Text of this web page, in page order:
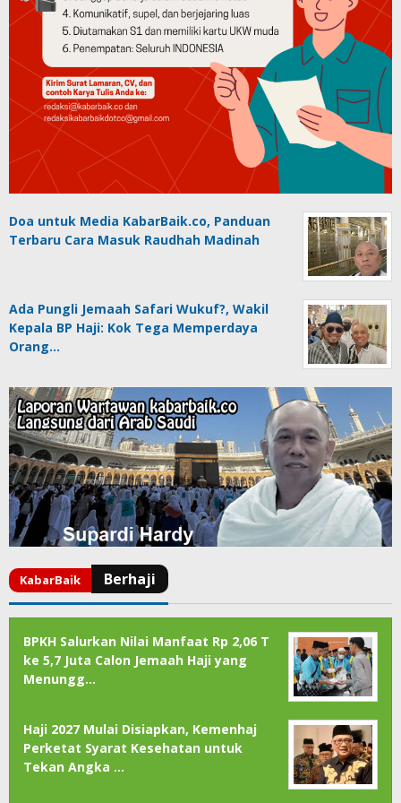
Doa untuk Media KabarBaik.co, Panduan
Terbaru Cara Masuk Raudhah Madinah
Ada Pungli Jemaah Safari Wukuf?, Wakil
Kepala BP Haji: Kok Tega Memperdaya
Orang…
BPKH Salurkan Nilai Manfaat Rp 2,06 T
ke 5,7 Juta Calon Jemaah Haji yang
Menungg…
Haji 2027 Mulai Disiapkan, Kemenhaj
Perketat Syarat Kesehatan untuk
Tekan Angka …